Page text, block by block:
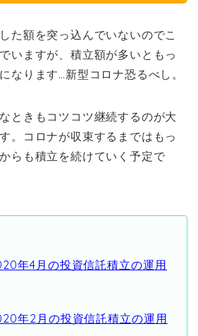
た額を突っ込んでいないのでこ
いますが、積立額が多いともっ
なります…新型コロナ恐るべし。
ときもコツコツ継続するのが大
。コロナが収束するまではもっ
らも積立を続けていく予定で
年4月の投資信託積立の運用
年2月の投資信託積立の運用